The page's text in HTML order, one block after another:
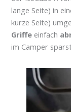
lange Seite) in
kurze Seite)
Griffe einfach
im Camper